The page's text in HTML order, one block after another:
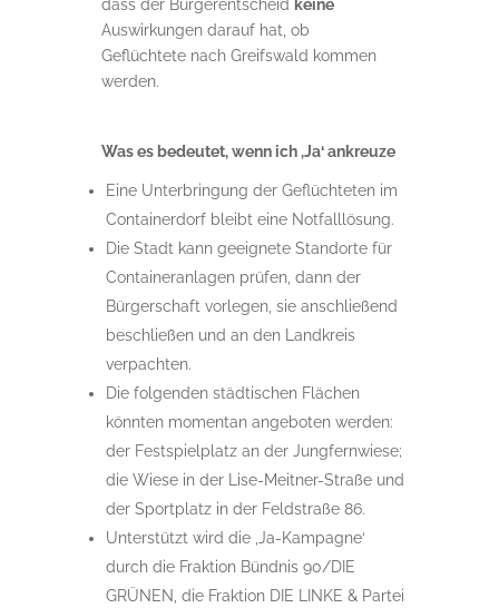
dass der Bürgerentscheid keine
Auswirkungen darauf hat, ob
Geflüchtete nach Greifswald kommen
werden.
Was es bedeutet, wenn ich ,Ja‘ ankreuze
Eine Unterbringung der Geflüchteten im
Containerdorf bleibt eine Notfalllösung.
Die Stadt kann geeignete Standorte für
Containeranlagen prüfen, dann der
Bürgerschaft vorlegen, sie anschließend
beschließen und an den Landkreis
verpachten.
Die folgenden städtischen Flächen
könnten momentan angeboten werden:
der Festspielplatz an der Jungfernwiese;
die Wiese in der Lise-Meitner-Straße und
der Sportplatz in der Feldstraße 86.
Unterstützt wird die ,Ja-Kampagne‘
durch die Fraktion Bündnis 90/DIE
GRÜNEN, die Fraktion DIE LINKE & Partei